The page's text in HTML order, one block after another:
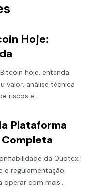
Hoje:
hoje, entenda
valor, análise técnica
riscos e
Plataforma
da Quotex:
e regulamentação
operar com mais